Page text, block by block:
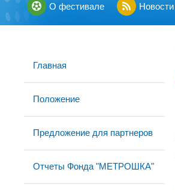
О фестивале Новости
Главная
Положение
Предложение для партнеров
Отчеты Фонда "МЕТРОШКА"